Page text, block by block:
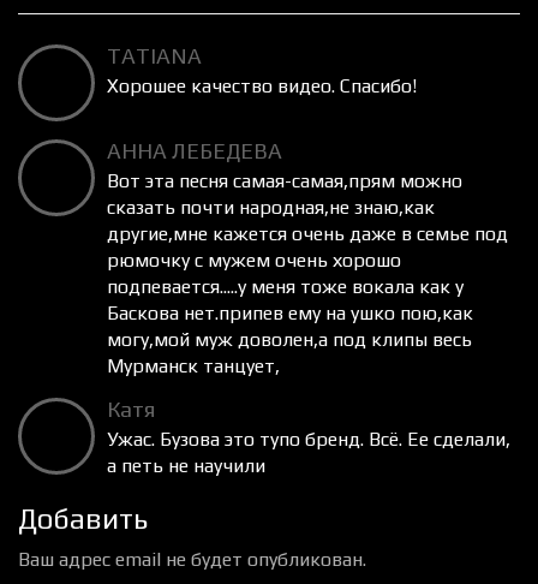
TATIANA
Хорошее качество видео. Спасибо!
АННА ЛЕБЕДЕВА
Вот эта песня самая-самая,прям можно
сказать почти народная,не знаю,как
другие,мне кажется очень даже в семье под
рюмочку с мужем очень хорошо
подпевается.....у меня тоже вокала как у
Баскова нет.припев ему на ушко пою,как
могу,мой муж доволен,а под клипы весь
Мурманск танцует,
Катя
Ужас. Бузова это тупо бренд. Всё. Ее сделали,
а петь не научили
Добавить
Ваш адрес email не будет опубликован.